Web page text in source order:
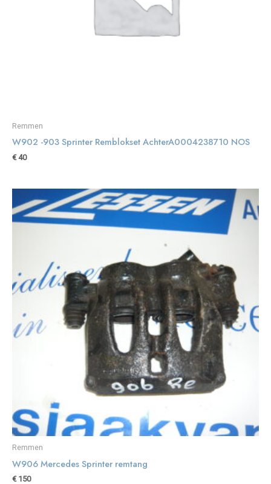
Remmen
W902 -903 Sprinter Remblokset AchterA0004238710 NOS
€40
Remmen
W906 Mercedes Sprinter remtang
€150